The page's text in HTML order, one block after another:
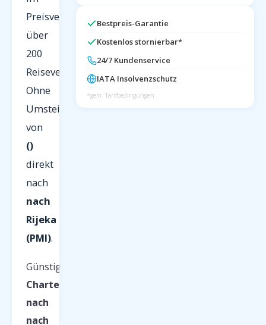
Preisvergleich
über
200
Reiseveranstalter.
Ohne
Umsteigen
von
()
direkt
nach
nach
Rijeka
(PMI).
Günstige
Charterflüge
nach
nach
Bestpreis-Garantie
Kostenlos stornierbar*
24/7 Kundenservice
IATA Insolvenzschutz
*gem. Tarifbedingungen